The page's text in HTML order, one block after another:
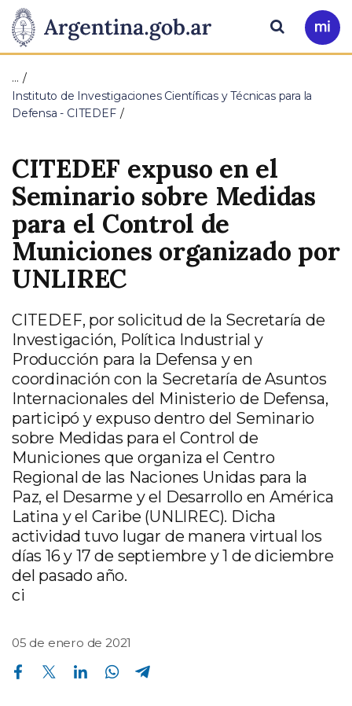
Presidencia
de
la
Pasar al contenido principal
Ir
a
Buscar
…
Instituto de Investigaciones Científicas y Técnicas para la
Defensa - CITEDEF
CITEDEF expuso en el
Seminario sobre Medidas
para el Control de
Municiones organizado por
UNLIREC
CITEDEF, por solicitud de la Secretaría de
Investigación, Política Industrial y
Producción para la Defensa y en
coordinación con la Secretaría de Asuntos
Internacionales del Ministerio de Defensa,
participó y expuso dentro del Seminario
sobre Medidas para el Control de
Municiones que organiza el Centro
Regional de las Naciones Unidas para la
Paz, el Desarme y el Desarrollo en América
Latina y el Caribe (UNLIREC). Dicha
actividad tuvo lugar de manera virtual los
días 16 y 17 de septiembre y 1 de diciembre
del pasado año.
ci
05 de enero de 2021
Compartir en Facebook Compartir en Twitter Compartir en Linkedin Compartir en Whatsapp